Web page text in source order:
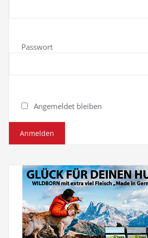
Passwort
Angemeldet bleiben